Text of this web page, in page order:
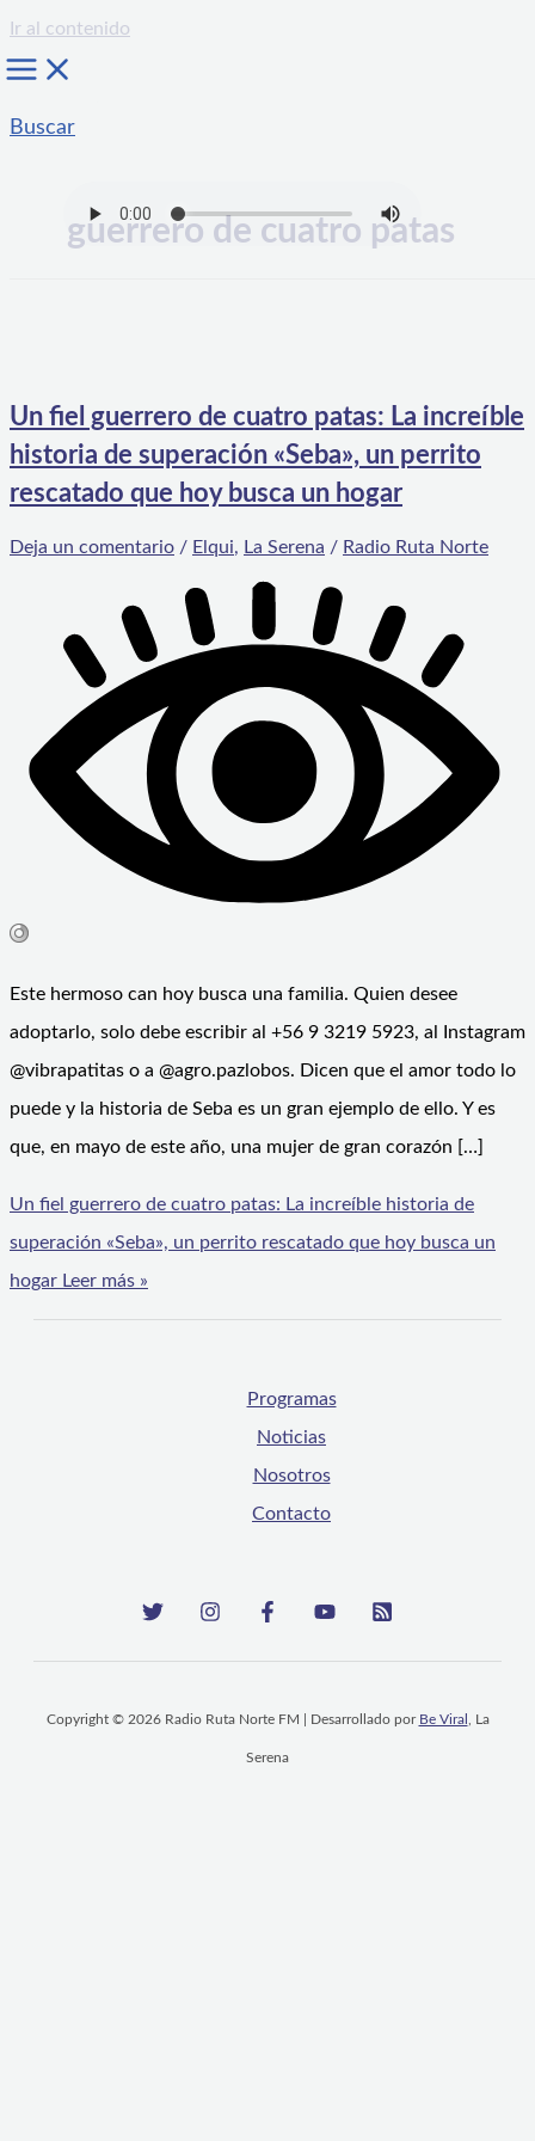
Ir al contenido
Buscar
guerrero de cuatro patas
Un fiel guerrero de cuatro patas: La increíble
historia de superación «Seba», un perrito
rescatado que hoy busca un hogar
Deja un comentario / Elqui, La Serena / Radio Ruta Norte
Este hermoso can hoy busca una familia. Quien desee
adoptarlo, solo debe escribir al +56 9 3219 5923, al Instagram
@vibrapatitas o a @agro.pazlobos. Dicen que el amor todo lo
puede y la historia de Seba es un gran ejemplo de ello. Y es
que, en mayo de este año, una mujer de gran corazón […]
Un fiel guerrero de cuatro patas: La increíble historia de
superación «Seba», un perrito rescatado que hoy busca un
hogar Leer más »
Programas
Noticias
Nosotros
Contacto
Copyright © 2026 Radio Ruta Norte FM | Desarrollado por Be Viral , La
Serena